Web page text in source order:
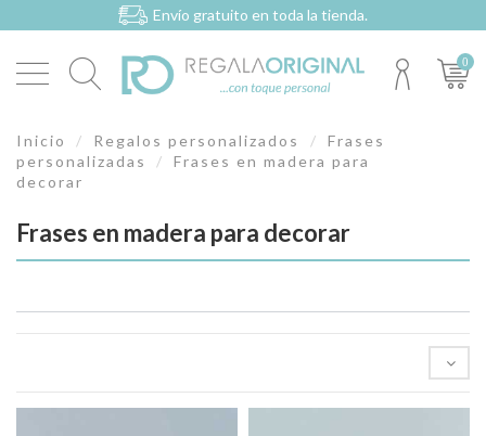
Envío gratuito en toda la tienda.
0
Inicio Regalos personalizados
Frases
personalizadas
Frases en madera para
decorar
Frases en madera para decorar